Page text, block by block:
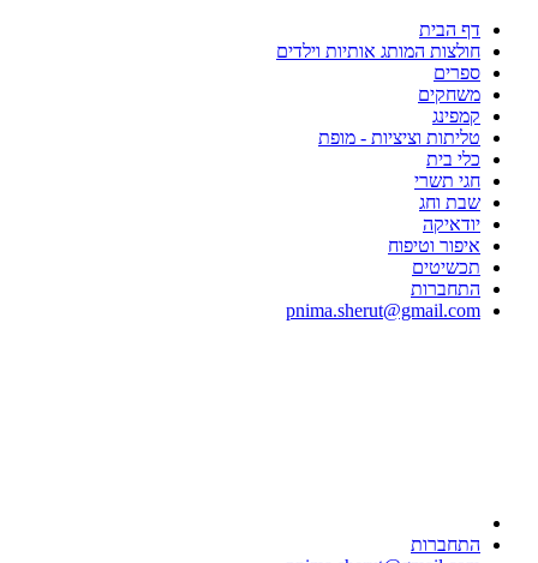
דף הבית
חולצות המותג אותיות וילדים
ספרים
משחקים
קמפינג
טליתות וציציות - מופת
כלי בית
חגי תשרי
שבת וחג
יודאיקה
איפור וטיפוח
תכשיטים
התחברות
pnima.sherut@gmail.com
התחברות